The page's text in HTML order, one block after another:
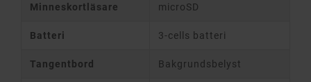
Minneskortläsare microSD
Batteri 3-cells batteri
Tangentbord Bakgrundsbelyst